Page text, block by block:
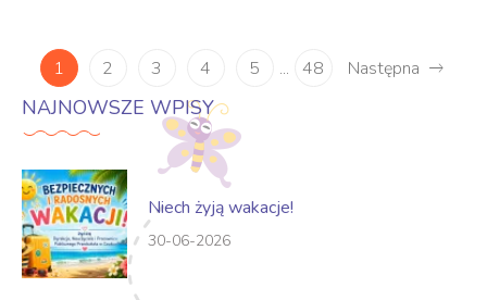
1 2 3 4 5 ... 48 Następna
NAJNOWSZE WPISY
Niech żyją wakacje!
30-06-2026